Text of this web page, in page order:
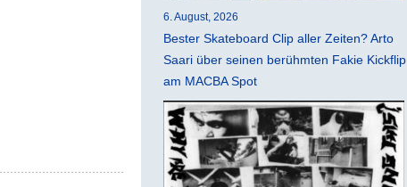
6. August, 2026
Bester Skateboard Clip aller Zeiten? Arto
Saari über seinen berühmten Fakie Kickflip
am MACBA Spot